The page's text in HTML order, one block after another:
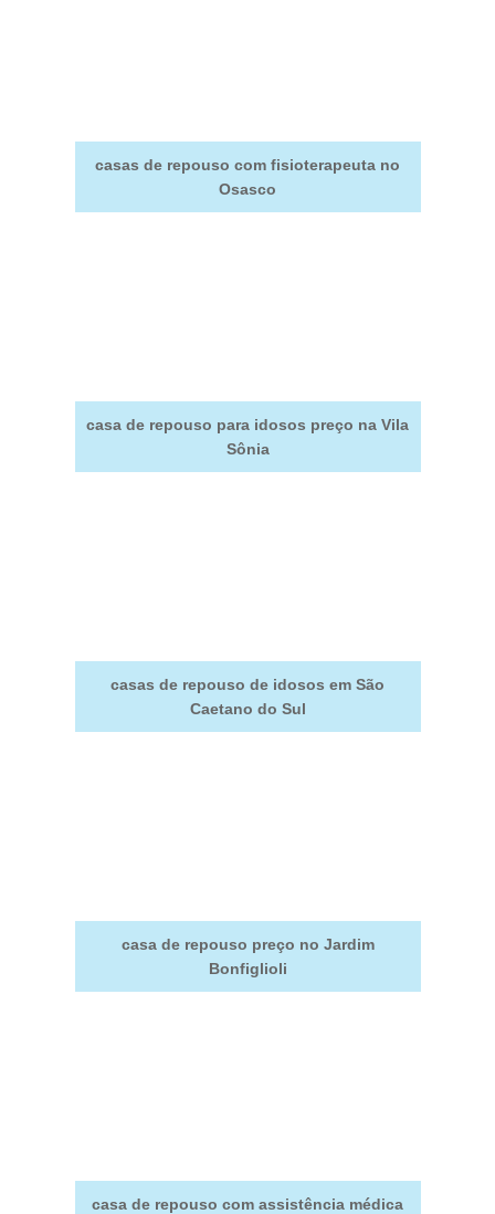
casas de repouso com fisioterapeuta no
Osasco
casa de repouso para idosos preço na Vila
Sônia
casas de repouso de idosos em São
Caetano do Sul
casa de repouso preço no Jardim
Bonfiglioli
casa de repouso com assistência médica